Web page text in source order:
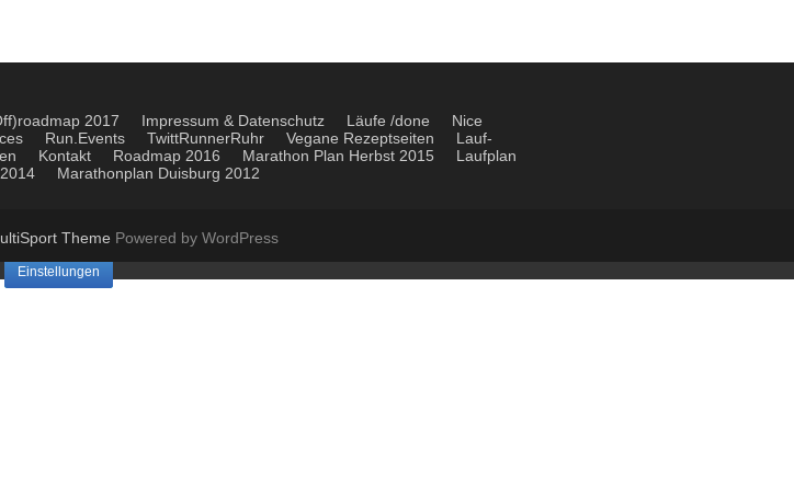
2017 Impressum & Datenschutz Läufe /done
Nice
Run.Events TwittRunnerRuhr Vegane Rezeptseiten
Lauf-
Kontakt Roadmap 2016 Marathon Plan Herbst 2015
Laufplan
Marathonplan Duisburg 2012
Theme Powered by WordPress
Einstellungen